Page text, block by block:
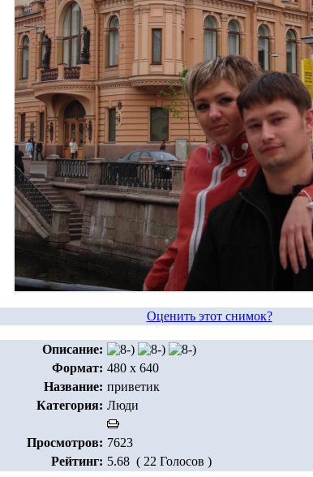
Оценить этот снимок?
Описание:
Формат: 480 x 640
Название: приветик
Категория: Люди
Просмотров: 7623
Рейтинг: 5.68 ( 22 Голосов )